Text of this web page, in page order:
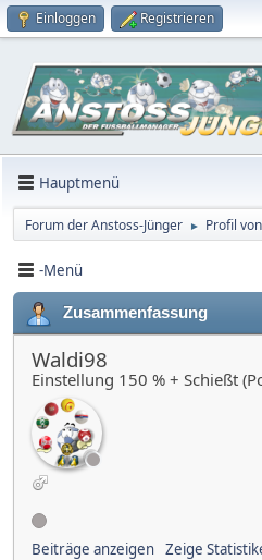
Einloggen Registrieren
Hauptmenü
Forum der Anstoss-Jünger ► Profil
-Menü
Zusammenfassung
Waldi98
Einstellung 150 % + Schießt
Beiträge anzeigen Zeige